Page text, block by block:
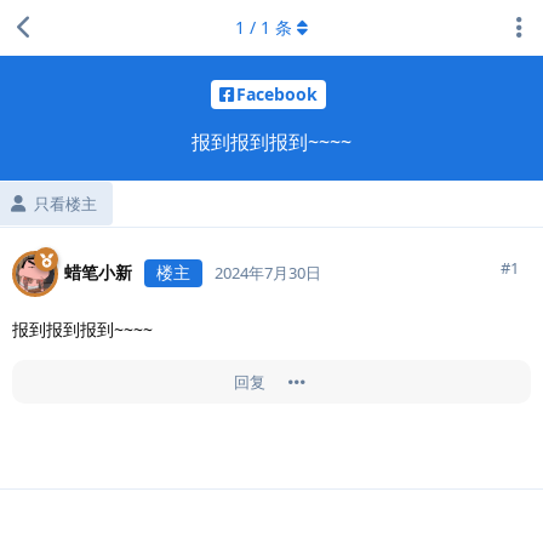
Facebook
报到报到报到~~~~
只看楼主
1 / 1 条
蜡笔小新 楼主 2024年7月30日 #1
报到报到报到~~~~
回复